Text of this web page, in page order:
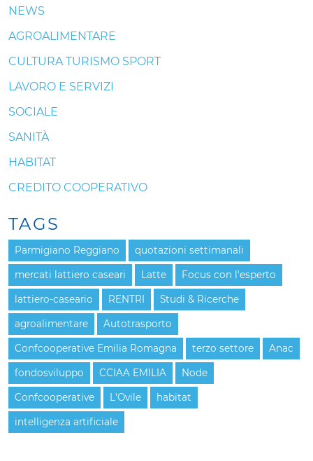
NEWS
AGROALIMENTARE
CULTURA TURISMO SPORT
LAVORO E SERVIZI
SOCIALE
SANITÀ
HABITAT
CREDITO COOPERATIVO
TAGS
Parmigiano Reggiano quotazioni settimanali
mercati lattiero caseari Latte Focus con l'esperto
lattiero-caseario RENTRI Studi & Ricerche
agroalimentare Autotrasporto
Confcooperative Emilia Romagna terzo settore Anac
fondosviluppo CCIAA EMILIA Node
Confcooperative L'Ovile habitat
intelligenza artificiale